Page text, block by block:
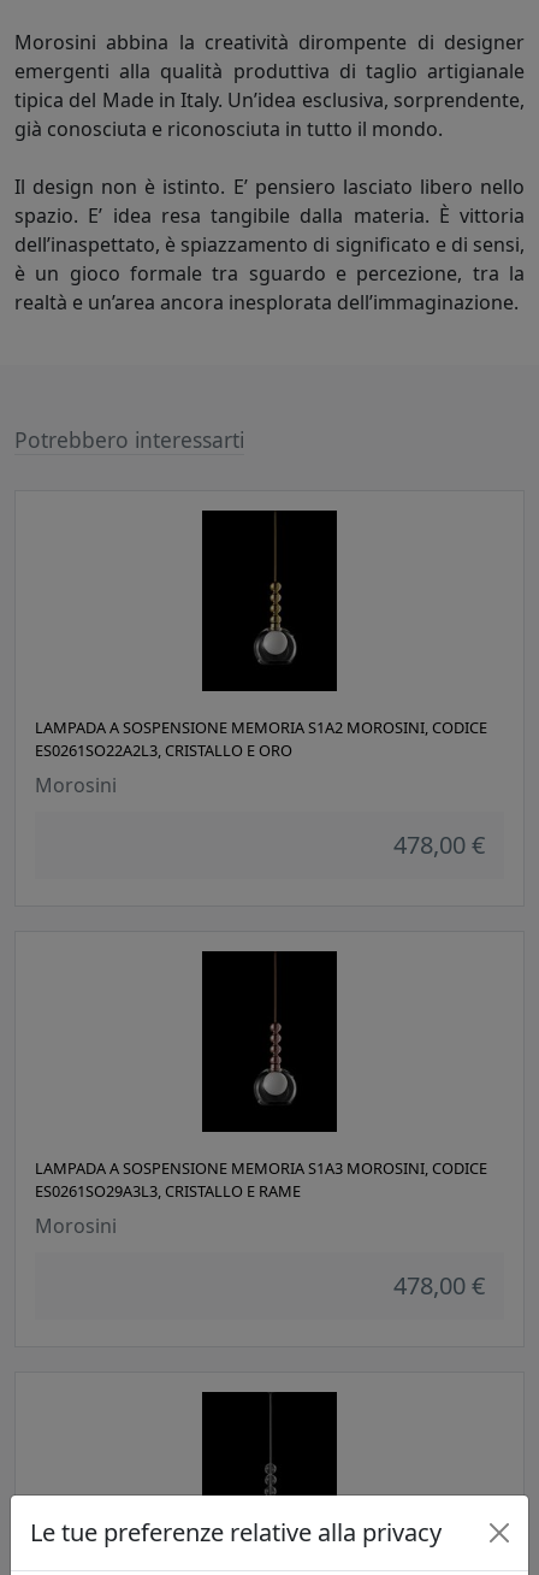
Morosini abbina la creatività dirompente di designer
emergenti alla qualità produttiva di taglio artigianale
tipica del Made in Italy. Un’idea esclusiva, sorprendente,
già conosciuta e riconosciuta in tutto il mondo.
Il design non è istinto. E’ pensiero lasciato libero nello
spazio. E’ idea resa tangibile dalla materia. È vittoria
dell’inaspettato, è spiazzamento di significato e di sensi,
è un gioco formale tra sguardo e percezione, tra la
realtà e un’area ancora inesplorata dell’immaginazione.
Potrebbero interessarti
LAMPADA A SOSPENSIONE MEMORIA S1A2 MOROSINI, CODICE
ES0261SO22A2L3, CRISTALLO E ORO
Morosini
478,00 €
LAMPADA A SOSPENSIONE MEMORIA S1A3 MOROSINI, CODICE
ES0261SO29A3L3, CRISTALLO E RAME
Morosini
478,00 €
Le tue preferenze relative alla privacy